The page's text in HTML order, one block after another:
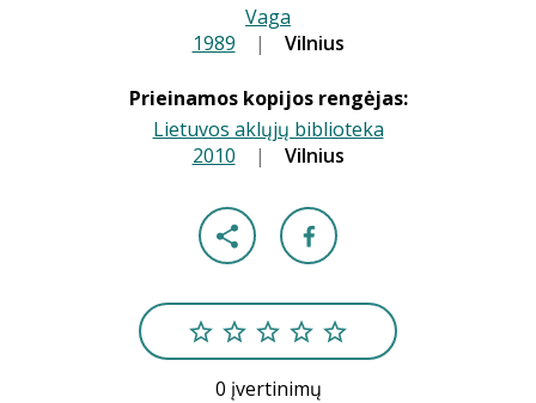
Vaga
1989 | Vilnius
Prieinamos kopijos rengėjas:
Lietuvos aklųjų biblioteka
2010 | Vilnius
0 įvertinimų